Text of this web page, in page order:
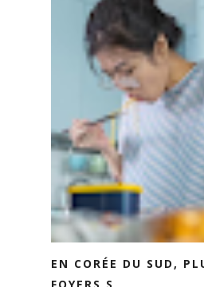
EN CORÉE DU SUD,